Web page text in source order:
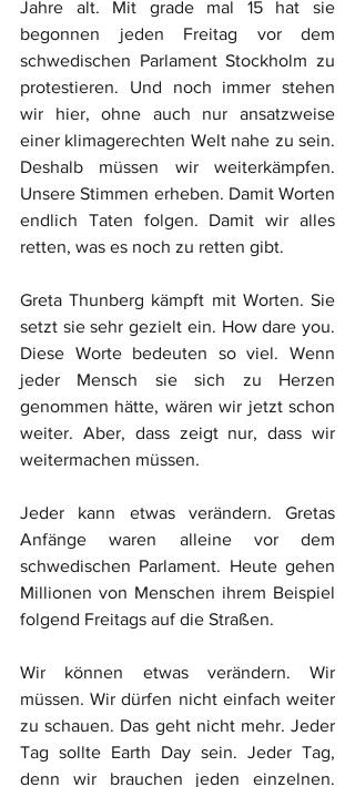
Jahre alt. Mit grade mal 15 hat sie
begonnen jeden Freitag vor dem
schwedischen Parlament Stockholm zu
protestieren. Und noch immer stehen
wir hier, ohne auch nur ansatzweise
einer klimagerechten Welt nahe zu sein.
Deshalb müssen wir weiterkämpfen.
Unsere Stimmen erheben. Damit Worten
endlich Taten folgen. Damit wir alles
retten, was es noch zu retten gibt.
Greta Thunberg kämpft mit Worten. Sie
setzt sie sehr gezielt ein. How dare you.
Diese Worte bedeuten so viel. Wenn
jeder Mensch sie sich zu Herzen
genommen hätte, wären wir jetzt schon
weiter. Aber, dass zeigt nur, dass wir
weitermachen müssen.
Jeder kann etwas verändern. Gretas
Anfänge waren alleine vor dem
schwedischen Parlament. Heute gehen
Millionen von Menschen ihrem Beispiel
folgend Freitags auf die Straßen.
Wir können etwas verändern. Wir
müssen. Wir dürfen nicht einfach weiter
zu schauen. Das geht nicht mehr. Jeder
Tag sollte Earth Day sein. Jeder Tag,
denn wir brauchen jeden einzelnen.